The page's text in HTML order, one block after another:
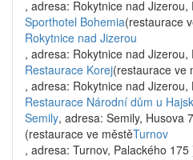
, adresa: Rokytnice nad Jizerou,
Sporthotel Bohemia(restaurace
Rokytnice nad Jizerou
, adresa: Rokytnice nad Jizerou,
Restaurace Korej(restaurace ve
, adresa: Rokytnice nad Jizerou,
Restaurace Národní dům u
Semily, adresa: Semily, Husova
(restaurace ve městěTurnov
, adresa: Turnov, Palackého 175